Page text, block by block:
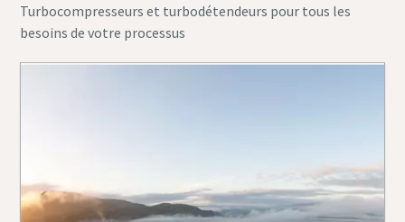
Turbocompresseurs et turbodétendeurs pour tous les
besoins de votre processus